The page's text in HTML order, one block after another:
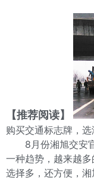
【推荐阅读】
购买交通标志牌，
8月份湘旭交安官
一种趋势，越来越
选择多，还方便，